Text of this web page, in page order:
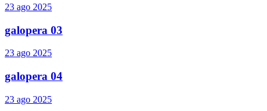
23 ago 2025
galopera 03
23 ago 2025
galopera 04
23 ago 2025